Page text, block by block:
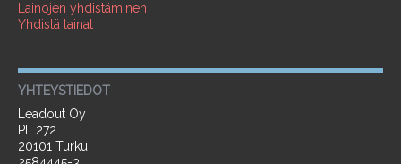
Lainojen yhdistäminen
Yhdistä lainat
YHTEYSTIEDOT
Leadout Oy
PL 272
20101 Turku